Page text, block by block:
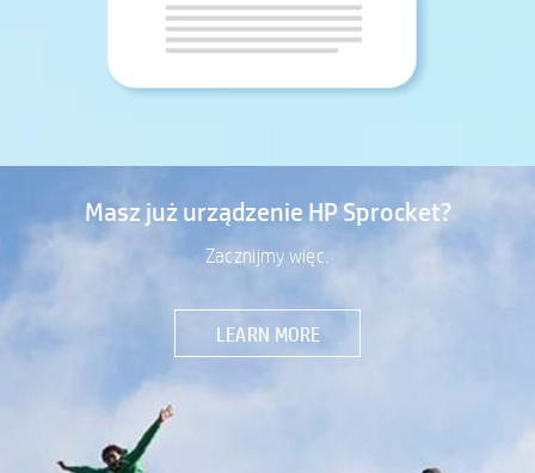
Masz już urządzenie HP Sprocket?
Zacznijmy więc.
LEARN MORE